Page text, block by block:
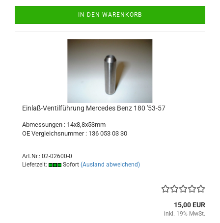
IN DEN WARENKORB
Einlaß-Ventilführung Mercedes Benz 180 '53-57
Abmessungen : 14x8,8x53mm
OE Vergleichsnummer : 136 053 03 30
Art.Nr.: 02-02600-0
Lieferzeit:
Sofort (Ausland abweichend)
15,00 EUR
inkl. 19% MwSt.